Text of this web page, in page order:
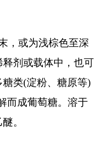
，或为浅棕色至深
剂或载体中，也可
类(淀粉、糖原等)
而成葡萄糖。溶于
。